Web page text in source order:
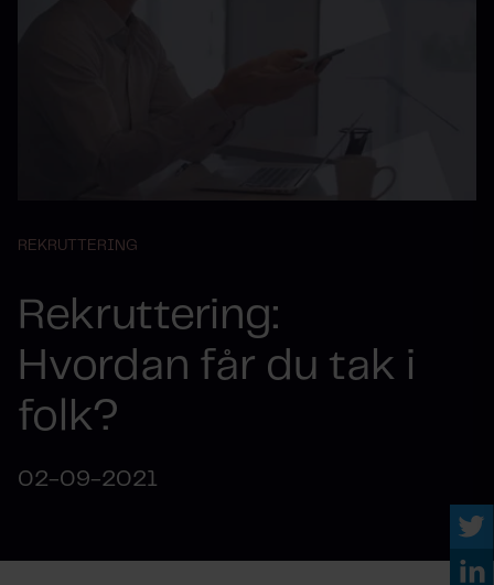
REKRUTTERING
Rekruttering:
Hvordan får du tak i
folk?
02-09-2021